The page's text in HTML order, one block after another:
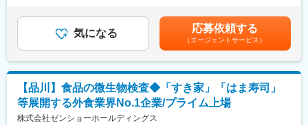
└全国26拠点のネットワークにより、転居後も継続勤務が可能で
す。
・育休復帰後の時短勤務：お子様が小学校就学前まで実施可能で
す
■キャリアパス：
・食品中の残留化学物質（農薬、重金属など）の検査業務および
検査／分析に関わる業務全般
・分析計画の立案、分析計画や分析結果のフィードバックに関す
※出張：年数回
■魅力について
能性があります。月給(月額)は固定手当を含めた表記です。
気になる 応募依頼する
（エージェントサービス）
【品川】食品の微生物検査◆「すき家」「はま寿司」
等展開する外食業界No.1企業/プライム上場
株式会社ゼンショーホールディングス